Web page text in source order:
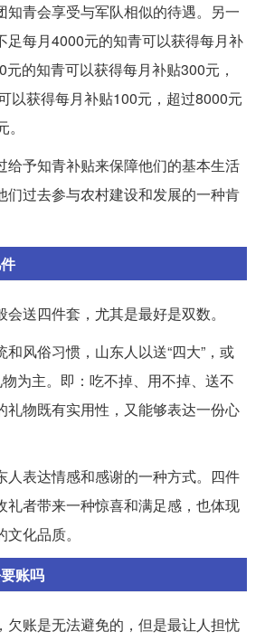
知青会享受与军队相似的待遇。另一
足每月4000元的知青可以获得每月补
的知青可以获得每月补贴300元，
以获得每月补贴100元，超过8000元
给予知青补贴来保障他们的基本生活
们过去参与农村建设和发展的一种肯
送四件套，尤其是最好是双数。
风俗习惯，山东人以送“四大”，或
物为主。即：吃不掉、用不掉、送不
礼物既有实用性，又能够表达一份心
人表达情感和感谢的一种方式。四件
礼者带来一种惊喜和满足感，也体现
化品质。
账吗
欠账是无法避免的，但是最让人担忧